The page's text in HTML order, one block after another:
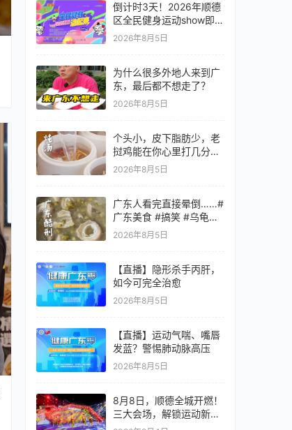
倒计时3天！2026年顺德
区全民健身运动show即将
开启！
2026年8月5日
为什么很多外地人来到广
东，最后都不想走了？
2026年8月5日
个头小，皮下脂肪少，老
挝鸡能在你心里打几分？
你更喜欢用这种鸡做什么
2026年8月5日
广东人看完直接晕倒……#
广东美食 #搞笑 #乌龟大
师仙逝 #
2026年8月5日
【直播】隐形杀手丙肝，
如今可完全治愈
2026年8月5日
【直播】运动气喘、嘴唇
发蓝？警惕肺动脉高压
2026年8月5日
8月8日，顺德全城开燃！
三大会场，解锁运动新玩
法